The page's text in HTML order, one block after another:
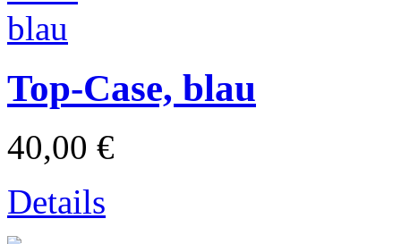
Top-Case, blau
40,00 €
Details